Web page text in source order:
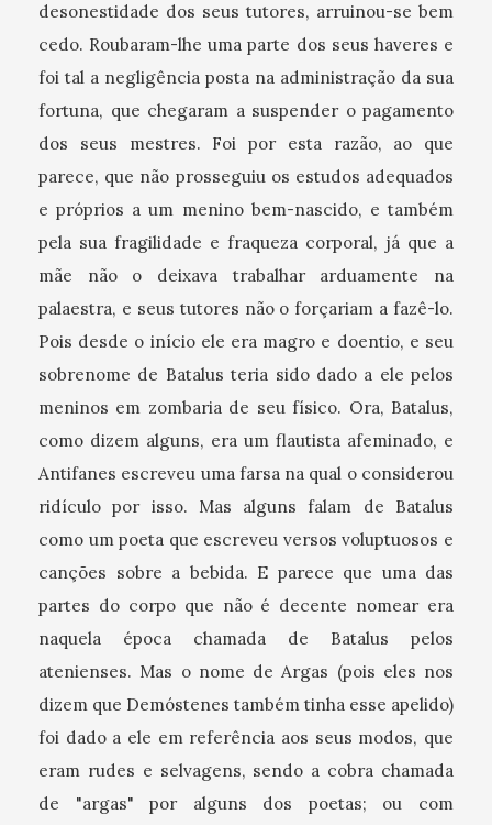
desonestidade dos seus tutores, arruinou-se bem
cedo. Roubaram-lhe uma parte dos seus haveres e
foi tal a negligência posta na administração da sua
fortuna, que chegaram a suspender o pagamento
dos seus mestres. Foi por esta razão, ao que
parece, que não prosseguiu os estudos adequados
e próprios a um menino bem-nascido, e também
pela sua fragilidade e fraqueza corporal, já que a
mãe não o deixava trabalhar arduamente na
palaestra, e seus tutores não o forçariam a fazê-lo.
Pois desde o início ele era magro e doentio, e seu
sobrenome de Batalus teria sido dado a ele pelos
meninos em zombaria de seu físico. Ora, Batalus,
como dizem alguns, era um flautista afeminado, e
Antifanes escreveu uma farsa na qual o considerou
ridículo por isso. Mas alguns falam de Batalus
como um poeta que escreveu versos voluptuosos e
canções sobre a bebida. E parece que uma das
partes do corpo que não é decente nomear era
naquela época chamada de Batalus pelos
atenienses. Mas o nome de Argas (pois eles nos
dizem que Demóstenes também tinha esse apelido)
foi dado a ele em referência aos seus modos, que
eram rudes e selvagens, sendo a cobra chamada
de "argas" por alguns dos poetas; ou com